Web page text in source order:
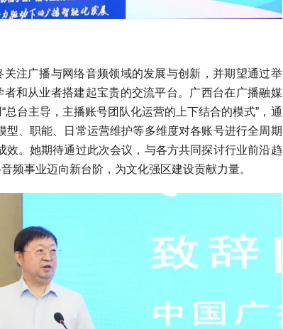
注广播与网络音频领域的发展与创新，并期望通过举
和从业者搭建起宝贵的交流平台。广西台在广播融媒
台主导，主播账号团队化运营的上下结合的模式”，通
型、职能、日常运营维护等多维度对各账号进行全周期
效。她期待通过此次会议，与各方共同探讨行业前沿趋
频事业迈向新台阶，为文化强区建设贡献力量。